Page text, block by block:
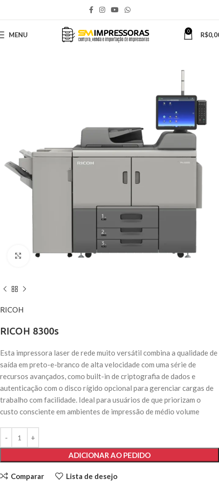
MENU 0 R$
Click to enlarge
RICOH
RICOH 8300s
Esta impressora laser de rede muito versátil combina a qualidade de
saída em preto-e-branco de alta velocidade com uma série de
recursos avançados, como built-in de criptografia de dados e
autenticação com o disco rígido opcional para gerenciar cargas de
trabalho com facilidade. Ideal para usuários de que priorizam o
custo consciente em ambientes de impressão de médio volume
ADICIONAR AO PEDIDO
Comparar Lista de desejo